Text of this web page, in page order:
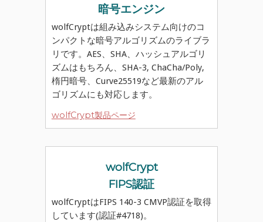
暗号エンジン
wolfCryptは組み込みシステム向けのコ
ンパクトな暗号アルゴリズムのライブラ
リです。AES、SHA、ハッシュアルゴリ
ズムはもちろん、SHA-3, ChaCha/Poly,
楕円暗号、Curve25519など最新のアル
ゴリズムにも対応します。
wolfCrypt製品ページ
wolfCrypt
FIPS認証
wolfCryptはFIPS 140-3 CMVP認証を取得
しています(認証#4718)。